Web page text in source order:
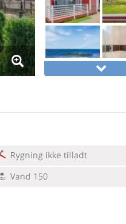
Rygning ikke tilladt
Vand 150